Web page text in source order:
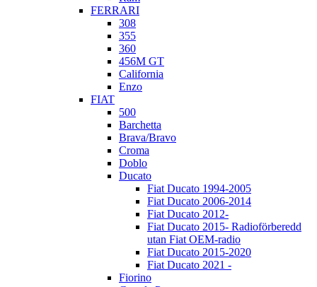
FERRARI
308
355
360
456M GT
California
Enzo
FIAT
500
Barchetta
Brava/Bravo
Croma
Doblo
Ducato
Fiat Ducato 1994-2005
Fiat Ducato 2006-2014
Fiat Ducato 2012-
Fiat Ducato 2015- Radioförberedd
utan Fiat OEM-radio
Fiat Ducato 2015-2020
Fiat Ducato 2021 -
Fiorino